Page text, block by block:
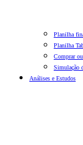
Planilha
Planilha
Comprar
Simulação
Análises e Estudos